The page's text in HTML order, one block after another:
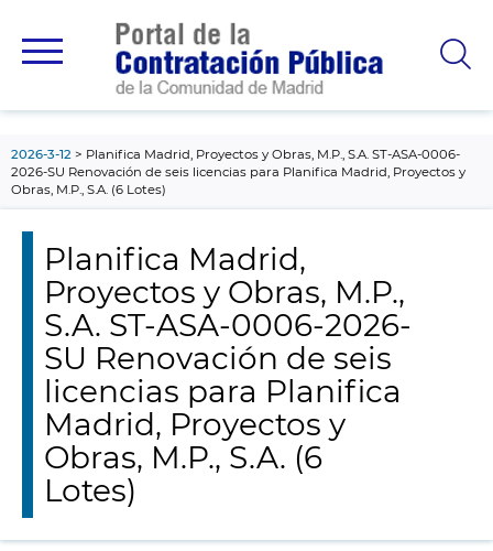
principal
2026-3-12
Planifica Madrid, Proyectos y Obras, M.P., S.A. ST-ASA-0006-
2026-SU Renovación de seis licencias para Planifica Madrid, Proyectos y
Obras, M.P., S.A. (6 Lotes)
Planifica Madrid,
Proyectos y Obras, M.P.,
S.A. ST-ASA-0006-2026-
SU Renovación de seis
licencias para Planifica
Madrid, Proyectos y
Obras, M.P., S.A. (6
Lotes)